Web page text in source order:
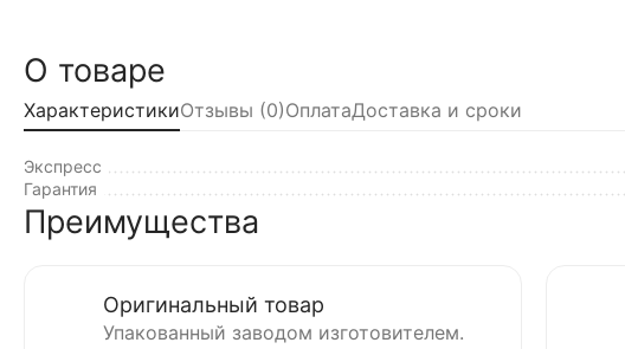
О товаре
ХарактеристикиОтзывы (0)ОплатаДоставка и сроки
Экспресс
Гарантия
Преимущества
Оригинальный товар
Упакованный заводом изготовителем.